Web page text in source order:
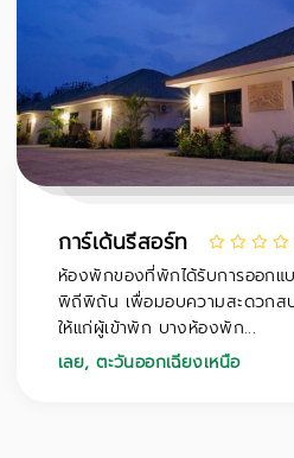
การ์เด้นรีสอร์ท
ห้องพักของที่พักได้รับการออกแ
พิถีพิถัน เพื่อมอบความสะดวกส
ให้แก่ผู้เข้าพัก บางห้องพัก...
เลย,ตะวันออกเฉียงเหนือ